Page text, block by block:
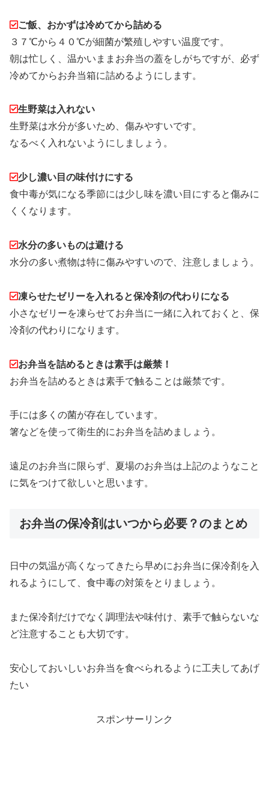
ご飯、おかずは冷めてから詰める
３７℃から４０℃が細菌が繁殖しやすい温度です。
朝は忙しく、温かいままお弁当の蓋をしがちですが、必ず
冷めてからお弁当箱に詰めるようにします。
生野菜は入れない
生野菜は水分が多いため、傷みやすいです。
なるべく入れないようにしましょう。
少し濃い目の味付けにする
食中毒が気になる季節には少し味を濃い目にすると傷みに
くくなります。
水分の多いものは避ける
水分の多い煮物は特に傷みやすいので、注意しましょう。
凍らせたゼリーを入れると保冷剤の代わりになる
小さなゼリーを凍らせてお弁当に一緒に入れておくと、保
冷剤の代わりになります。
お弁当を詰めるときは素手は厳禁！
お弁当を詰めるときは素手で触ることは厳禁です。
手には多くの菌が存在しています。
箸などを使って衛生的にお弁当を詰めましょう。
遠足のお弁当に限らず、夏場のお弁当は上記のようなこと
に気をつけて欲しいと思います。
お弁当の保冷剤はいつから必要？のまとめ
日中の気温が高くなってきたら早めにお弁当に保冷剤を入
れるようにして、食中毒の対策をとりましょう。
また保冷剤だけでなく調理法や味付け、素手で触らないな
ど注意することも大切です。
安心しておいしいお弁当を食べられるように工夫してあげ
たい
スポンサーリンク